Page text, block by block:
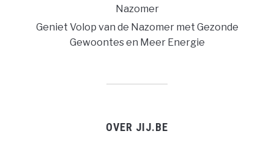
Nazomer
Geniet Volop van de Nazomer met Gezonde
Gewoontes en Meer Energie
OVER JIJ.BE